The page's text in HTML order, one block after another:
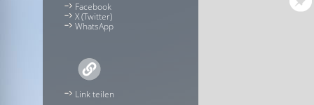
Facebook
X (Twitter)
WhatsApp
Link teilen